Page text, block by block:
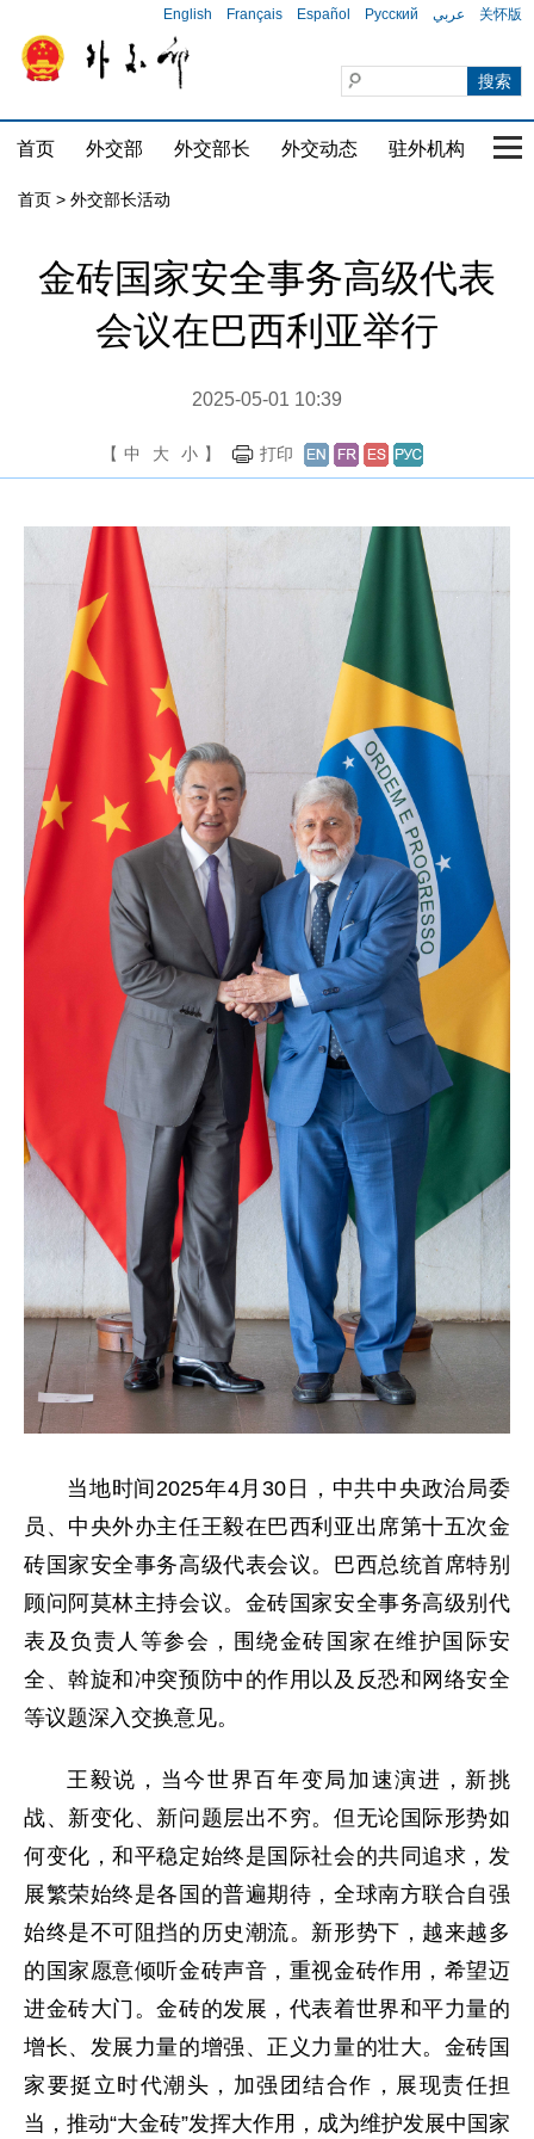
English Français Español Русский عربي 关怀版
首页 外交部 外交部长 外交动态 驻外机构 国
首页 > 外交部长活动
金砖国家安全事务高级代表
会议在巴西利亚举行
2025-05-01 10:39
【 中 大 小 】 打印
当地时间2025年4月30日，中共中央政治局委
员、中央外办主任王毅在巴西利亚出席第十五次金
砖国家安全事务高级代表会议。巴西总统首席特别
顾问阿莫林主持会议。金砖国家安全事务高级别代
表及负责人等参会，围绕金砖国家在维护国际安
全、斡旋和冲突预防中的作用以及反恐和网络安全
等议题深入交换意见。
王毅说，当今世界百年变局加速演进，新挑
战、新变化、新问题层出不穷。但无论国际形势如
何变化，和平稳定始终是国际社会的共同追求，发
展繁荣始终是各国的普遍期待，全球南方联合自强
始终是不可阻挡的历史潮流。新形势下，越来越多
的国家愿意倾听金砖声音，重视金砖作用，希望迈
进金砖大门。金砖的发展，代表着世界和平力量的
增长、发展力量的增强、正义力量的壮大。金砖国
家要挺立时代潮头，加强团结合作，展现责任担
当，推动“大金砖”发挥大作用，成为维护发展中国家